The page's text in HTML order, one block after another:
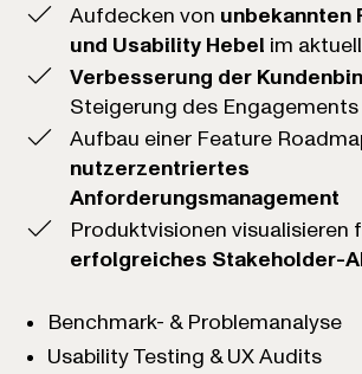
Aufdecken von unbekannten
und Usability Hebel im
Verbesserung der
Steigerung des Engagements
Aufbau einer Feature
nutzerzentriertes
Anforderungsmanagement
Produktvisionen visualisieren
erfolgreiches Stakeholder-
Benchmark- & Problemanalyse
Usability Testing & UX Audits